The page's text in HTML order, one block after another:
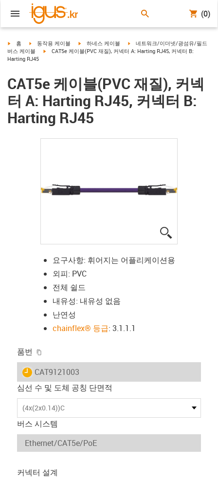
(0)
igus-icon-arrow-right
홈 igus-icon-arrow-right
동작용 케이블 igus-icon-arrow-right
하네스 케이블 igus-icon-arrow-right
네트워크/이더넷/광섬유/필드
버스 케이블
igus-icon-arrow-right
CAT5e 케이블(PVC 재질), 커넥터 A: Harting RJ45, 커넥터 B:
Harting RJ45
CAT5e 케이블(PVC 재질), 커넥
터 A: Harting RJ45, 커넥터 B:
Harting RJ45
요구사항: 휘어지는 어플리케이션용
외피: PVC
전체 쉴드
내유성: 내유성 없음
난연성
chainflex® 등급: 3.1.1.1
품번
igus-icon-lieferzeit
CAT9121003
심선 수 및 도체 공칭 단면적
(4x(2x0.14))C
버스 시스템
커넥터 설계